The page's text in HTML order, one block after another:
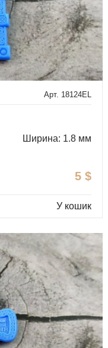
Арт. 18124EL
Ширина: 1.8 мм
5 $
У кошик